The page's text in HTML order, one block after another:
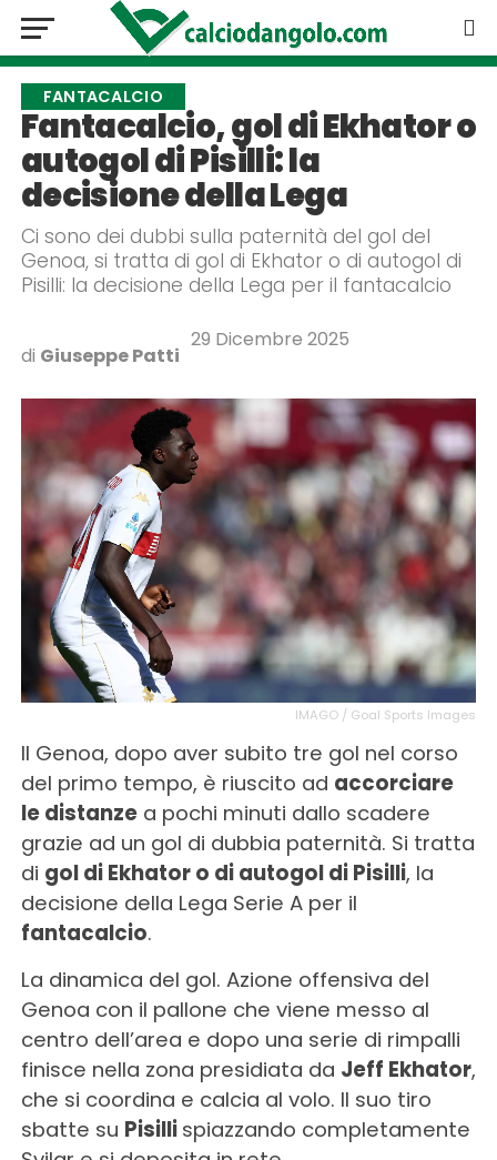
FANTACALCIO
Fantacalcio, gol di Ekhator o
autogol di Pisilli: la
decisione della Lega
Ci sono dei dubbi sulla paternità del gol del
Genoa, si tratta di gol di Ekhator o di autogol di
Pisilli: la decisione della Lega per il fantacalcio
di Giuseppe Patti
29 Dicembre 2025
IMAGO / Goal Sports Images
Il Genoa, dopo aver subito tre gol nel corso
del primo tempo, è riuscito ad accorciare
le distanzea pochi minuti dallo scadere
grazie ad un gol di dubbia paternità. Si tratta
di gol di Ekhator o di autogol di Pisilli, la
decisione della Lega Serie A per il
fantacalcio.
La dinamica del gol. Azione offensiva del
Genoa con il pallone che viene messo al
centro dell’area e dopo una serie di rimpalli
finisce nella zona presidiata da Jeff Ekhator,
che si coordina e calcia al volo. Il suo tiro
sbatte su Pisilli spiazzando completamente